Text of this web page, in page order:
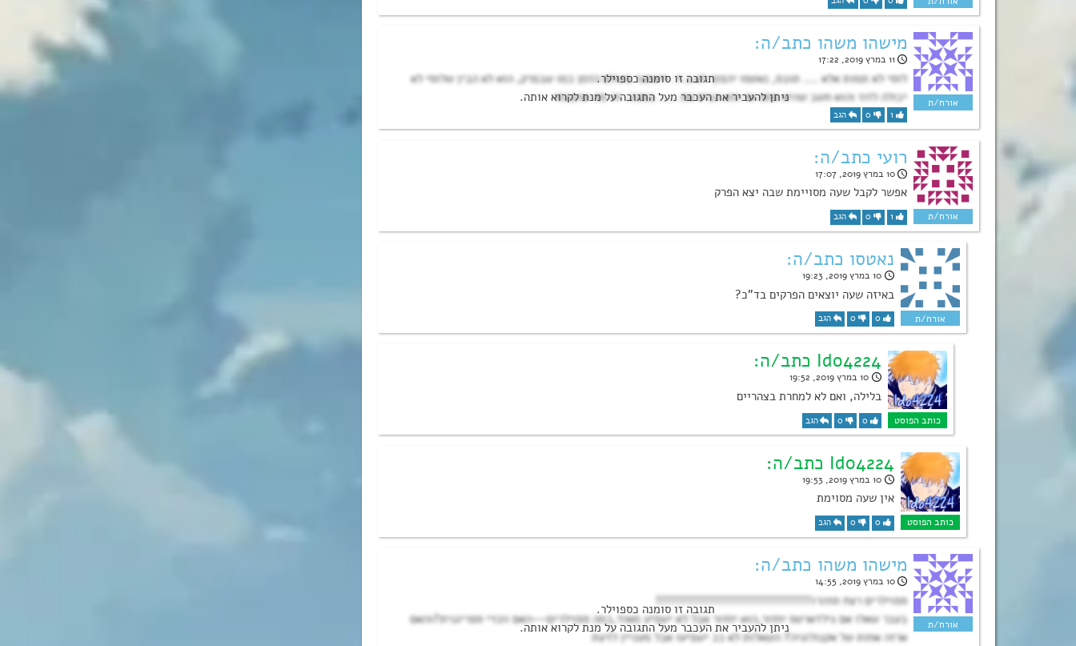
מישהו משהו כתב/ה:
11 במרץ 2019, 17:22
לוסי לא תמות אלא …. תובס, נאטסו יהפוך לא.נ.ד. וישתגר בעולם הזמן כמו שבפרק, הוא לא הבין שלוסי לא
יכולה לזוז והוא חשב שהיא מתה אז הוא הביס את ….. במכה. זה מה שהבנתי
1
0 הגב
רועי כתב/ה:
10 במרץ 2019, 17:07
אפשר לקבל שעה מסויימת שבה יצא הפרק
1
0 הגב
נאטסו כתב/ה:
10 במרץ 2019, 19:23
באיזה שעה יוצאים הפרקים בד”כ?
0
0 הגב
Ido4224 כתב/ה:
10 במרץ 2019, 19:52
בלילה, ואם לא למחרת בצהריים
0
0 הגב
Ido4224 כתב/ה:
10 במרץ 2019, 19:53
אין שעה מסוימת
0
0 הגב
מישהו משהו כתב/ה:
10 במרץ 2019, 14:55
ספוילרים רצח תזהרו!!!!!!!!!!!!!!!!!!!!!!!!!!!!!!!!!!!!!!!
בעבר שאלו אם גילדארטס יחזור,הוא יחזור אבל לא ישפיע מאוד,כמה ספוילרים—–האם וונדי ספריגנית?והאם
ארזה אחות של אקנולוגיה? השאלות לא ככ ישפיעו אבל מעניין לדעת